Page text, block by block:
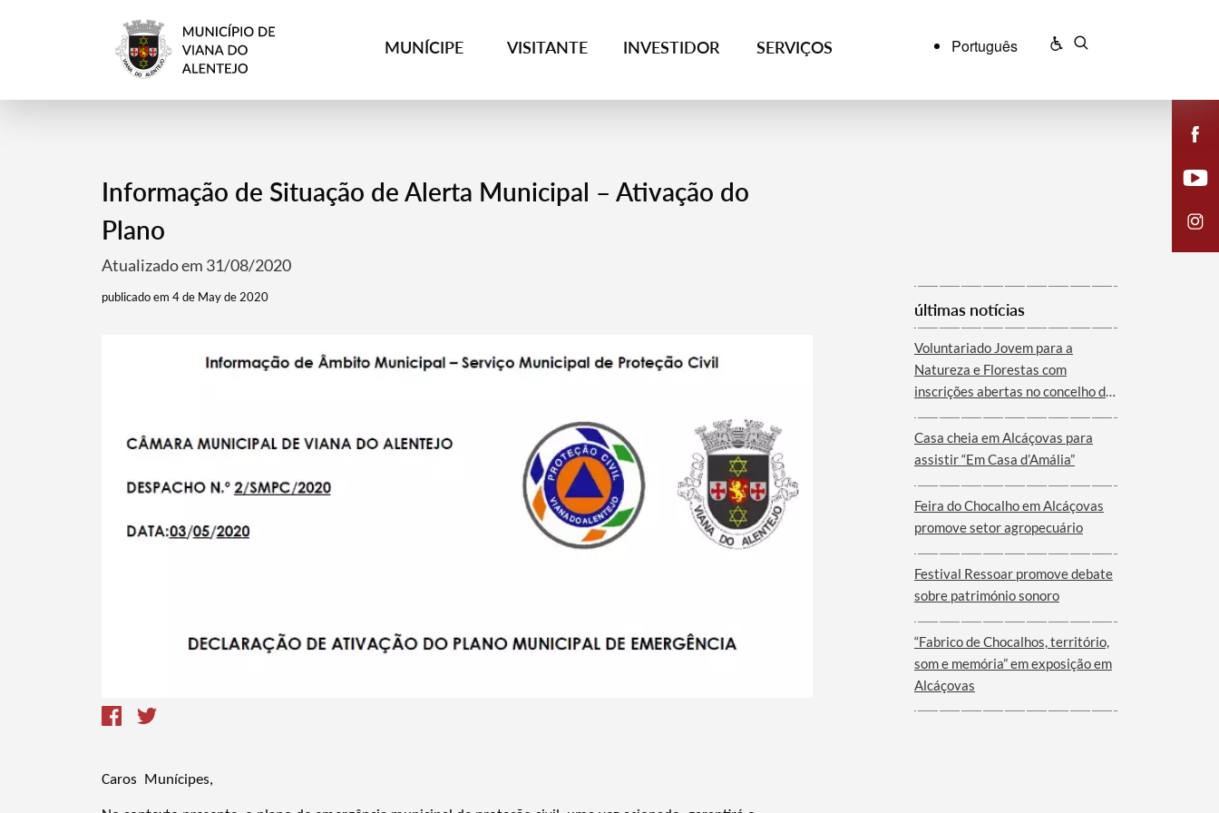
MUNÍCIPE VISITANTE INVESTIDOR SERVIÇOS Português
Informação de Situação de Alerta Municipal – Ativação do
Plano
Atualizado em 31/08/2020
publicado em 4 de May de 2020
Caros Munícipes,
últimas notícias
Voluntariado Jovem para a
Natureza e Florestas com
inscrições abertas no concelho de
Casa cheia em Alcáçovas para
assistir “Em Casa d’Amália”
Feira do Chocalho em Alcáçovas
promove setor agropecuário
Festival Ressoar promove debate
sobre património sonoro
“Fabrico de Chocalhos, território,
som e memória” em exposição em
Alcáçovas